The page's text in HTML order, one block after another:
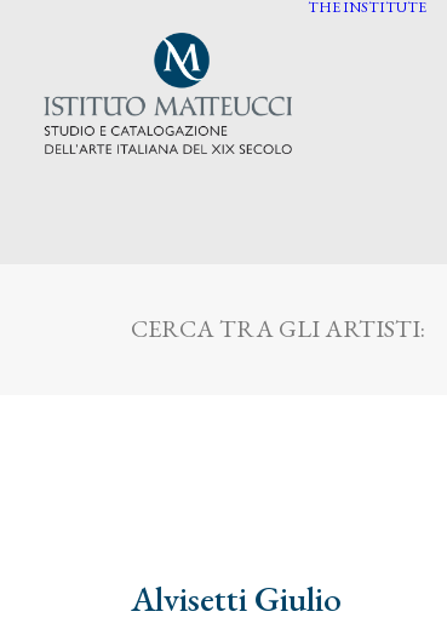
THE INSTITUTE
CERCA TRA GLI ARTISTI:
Alvisetti Giulio